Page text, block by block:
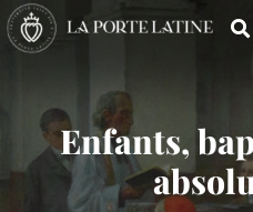
Enfants,